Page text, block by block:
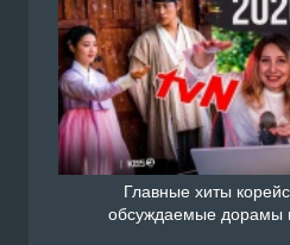
Главные хиты
обсуждаемые дорамы